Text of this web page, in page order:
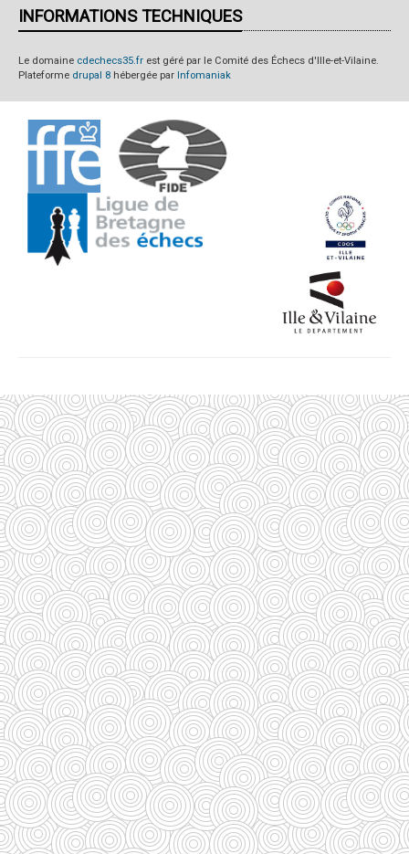
INFORMATIONS TECHNIQUES
Le domaine cdechecs35.fr est géré par le Comité des Échecs d'Ille-et-Vilaine.
Plateforme drupal 8 hébergée par Infomaniak